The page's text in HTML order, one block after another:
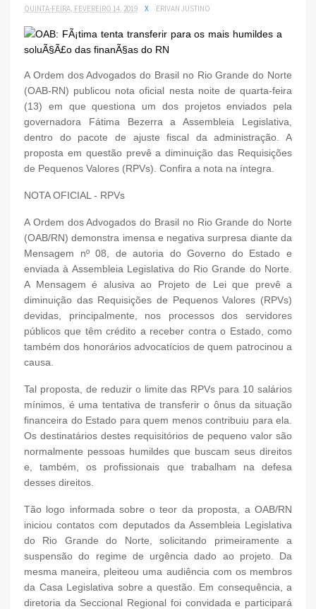
QUINTA-FEIRA, FEVEREIRO 14, 2019 X ERIVAN JUSTINO
A Ordem dos Advogados do Brasil no Rio Grande do Norte
(OAB-RN) publicou nota oficial nesta noite de quarta-feira
(13) em que questiona um dos projetos enviados pela
governadora Fátima Bezerra a Assembleia Legislativa,
dentro do pacote de ajuste fiscal da administração. A
proposta em questão prevê a diminuição das Requisições
de Pequenos Valores (RPVs). Confira a nota na íntegra.
NOTA OFICIAL - RPVs
A Ordem dos Advogados do Brasil no Rio Grande do Norte
(OAB/RN) demonstra imensa e negativa surpresa diante da
Mensagem nº 08, de autoria do Governo do Estado e
enviada à Assembleia Legislativa do Rio Grande do Norte.
A Mensagem é alusiva ao Projeto de Lei que prevê a
diminuição das Requisições de Pequenos Valores (RPVs)
devidas, principalmente, nos processos dos servidores
públicos que têm crédito a receber contra o Estado, como
também dos honorários advocatícios de quem patrocinou a
causa.
Tal proposta, de reduzir o limite das RPVs para 10 salários
mínimos, é uma tentativa de transferir o ônus da situação
financeira do Estado para quem menos contribuiu para ela.
Os destinatários destes requisitórios de pequeno valor são
normalmente pessoas humildes que buscam seus direitos
e, também, os profissionais que trabalham na defesa
desses direitos.
Tão logo informada sobre o teor da proposta, a OAB/RN
iniciou contatos com deputados da Assembleia Legislativa
do Rio Grande do Norte, solicitando primeiramente a
suspensão do regime de urgência dado ao projeto. Da
mesma maneira, pleiteou uma audiência com os membros
da Casa Legislativa sobre a questão. Em consequência, a
diretoria da Seccional Regional foi convidada e participará